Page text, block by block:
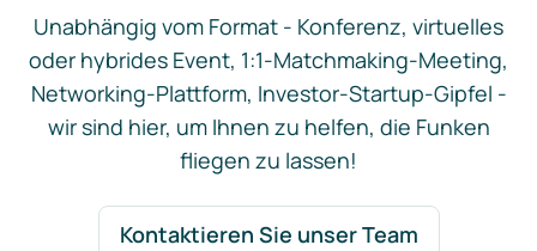
Unabhängig vom Format - Konferenz, virtuelles
oder hybrides Event, 1:1-Matchmaking-Meeting,
Networking-Plattform, Investor-Startup-Gipfel -
wir sind hier, um Ihnen zu helfen, die Funken
fliegen zu lassen!
Kontaktieren Sie unser Team